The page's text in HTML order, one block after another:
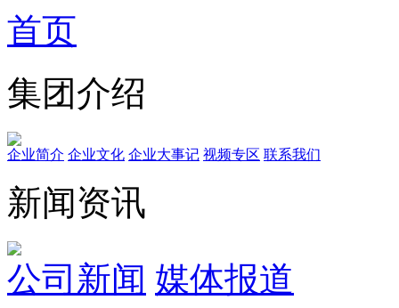
首页
集团介绍
企业简介 企业文化 企业⼤事记 视频专区 联系我们
新闻资讯
公司新闻 媒体报道